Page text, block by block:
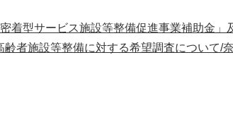
着型サービス施設等整備促進事業補助金」
者施設等整備に対する希望調査について/